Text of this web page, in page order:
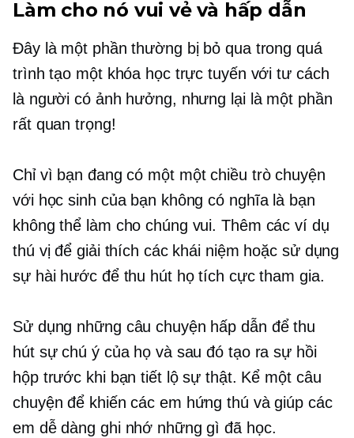
Làm cho nó vui vẻ và hấp dẫn
Đây là một phần thường bị bỏ qua trong quá
trình tạo một khóa học trực tuyến với tư cách
là người có ảnh hưởng, nhưng lại là một phần
rất quan trọng!
Chỉ vì bạn đang có một một chiều trò chuyện
với học sinh của bạn không có nghĩa là bạn
không thể làm cho chúng vui. Thêm các ví dụ
thú vị để giải thích các khái niệm hoặc sử dụng
sự hài hước để thu hút họ tích cực tham gia.
Sử dụng những câu chuyện hấp dẫn để thu
hút sự chú ý của họ và sau đó tạo ra sự hồi
hộp trước khi bạn tiết lộ sự thật. Kể một câu
chuyện để khiến các em hứng thú và giúp các
em dễ dàng ghi nhớ những gì đã học.